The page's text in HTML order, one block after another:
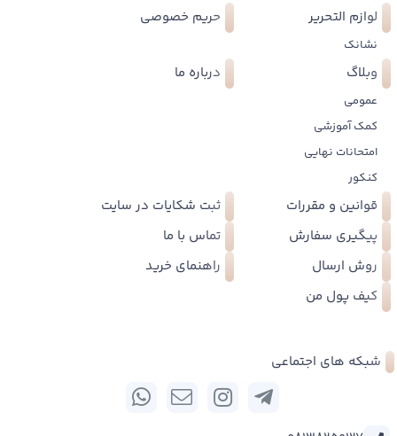
لوازم التحریر
نشانک
حریم خصوصی
وبلاگ
عمومی
کمک آموزشی
امتحانات نهایی
کنکور
درباره ما
قوانین و مقررات
ثبت شکایات در سایت
پیگیری سفارش
تماس با ما
روش ارسال
راهنمای خرید
کیف پول من
شبکه های اجتماعی